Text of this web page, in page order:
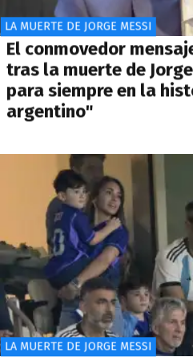
LA MUERTE DE JORGE MESSI
El conmovedor
tras la muerte de
para siempre en la
argentino"
LA MUERTE DE JORGE MESSI